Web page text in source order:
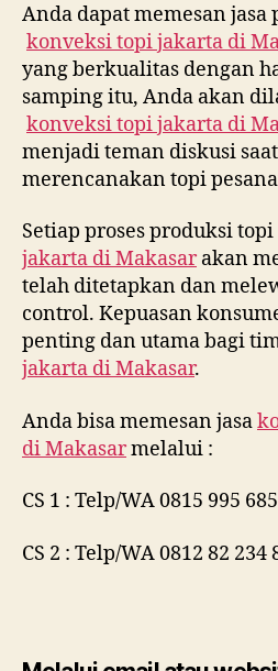
Anda dapat memesan
konveksi topi jakarta di
yang berkualitas dengan
samping itu, Anda akan
konveksi topi jakarta di
menjadi teman diskusi
merencanakan topi
Setiap proses produksi
jakarta diMakasarakan
telah ditetapkan dan
control. Kepuasan
penting dan utama bagi
jakarta diMakasar.
Anda bisa memesan jasa
diMakasarmelalui :
CS 1 : Telp/WA 0815 995
CS 2 : Telp/WA 0812 82 234